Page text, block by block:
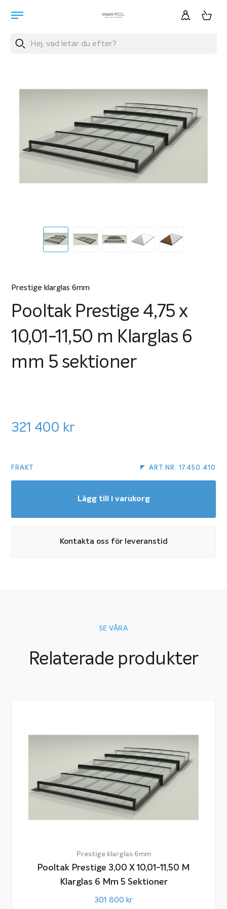
Prestige klarglas 6mm
Pooltak Prestige 4,75 x
10,01-11,50 m Klarglas 6
mm 5 sektioner
321 400 kr
FRAKT ART.NR. 17.450.410
Lägg till i varukorg
Kontakta oss för leveranstid
SE VÅRA
Relaterade produkter
Prestige klarglas 6mm
Pooltak Prestige 3,00 X 10,01-11,50 M
Klarglas 6 Mm 5 Sektioner
301 800 kr